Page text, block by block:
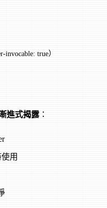
invocable: true）
進式揭露：
用